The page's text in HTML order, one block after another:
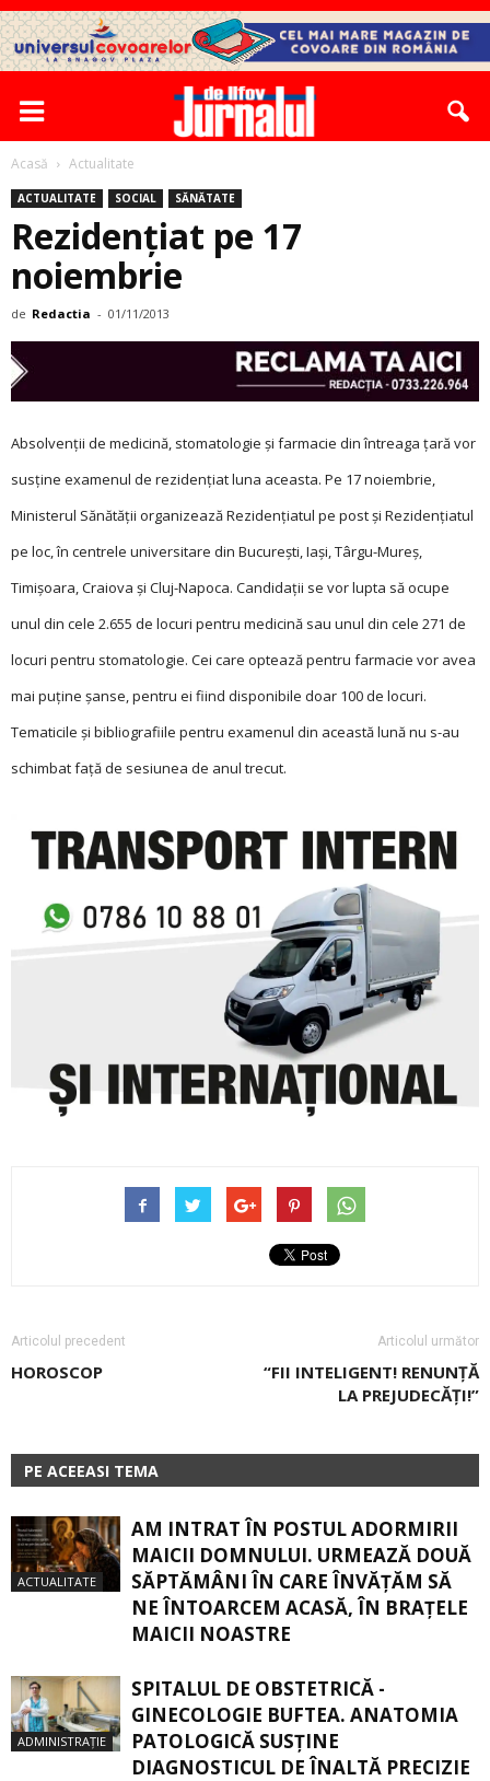
Acasă Actualitate
ACTUALITATE SOCIAL SĂNĂTATE
Rezidențiat pe 17
noiembrie
de Redactia - 01/11/2013
Absolvenții de medicină, stomatologie și farmacie din întreaga țară vor
susține examenul de rezidențiat luna aceasta. Pe 17 noiembrie,
Ministerul Sănătății organizează Rezidențiatul pe post și Rezidențiatul
pe loc, în centrele universitare din București, Iași, Târgu-Mureș,
Timișoara, Craiova și Cluj-Napoca. Candidații se vor lupta să ocupe
unul din cele 2.655 de locuri pentru medicină sau unul din cele 271 de
locuri pentru stomatologie. Cei care optează pentru farmacie vor avea
mai puține șanse, pentru ei fiind disponibile doar 100 de locuri.
Tematicile și bibliografiile pentru examenul din această lună nu s-au
schimbat față de sesiunea de anul trecut.
Articolul precedent
HOROSCOP
Articolul următor
“FII INTELIGENT! RENUNȚĂ
LA PREJUDECĂȚI!”
PE ACEEASI TEMA
ACTUALITATE
AM INTRAT ÎN POSTUL ADORMIRII
MAICII DOMNULUI. URMEAZĂ DOUĂ
SĂPTĂMÂNI ÎN CARE ÎNVĂŢĂM SĂ
NE ÎNTOARCEM ACASĂ, ÎN BRAŢELE
MAICII NOASTRE
ADMINISTRAȚIE
SPITALUL DE OBSTETRICĂ -
GINECOLOGIE BUFTEA. ANATOMIA
PATOLOGICĂ SUSŢINE
DIAGNOSTICUL DE ÎNALTĂ PRECIZIE